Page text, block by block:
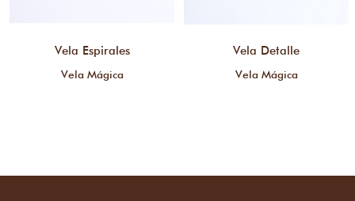
Vela Espirales
Vela Mágica
Vela Detalle
Vela Mágica